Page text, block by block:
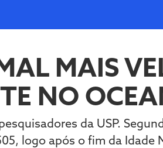
MAIS
NO
da USP.
logo após o fim da Idade